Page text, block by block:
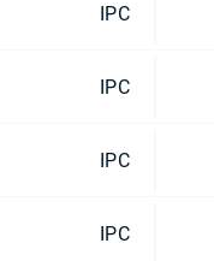
IPC
IPC
IPC
IPC